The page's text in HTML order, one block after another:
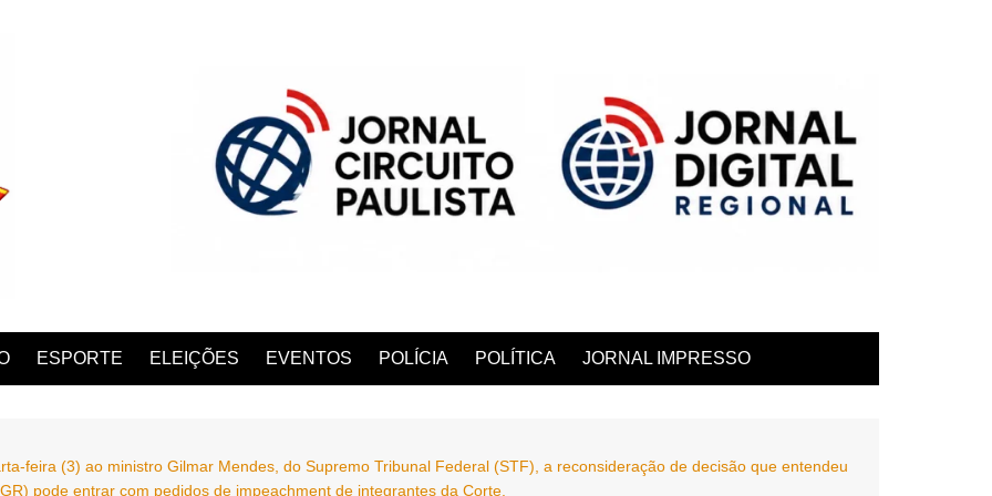
ESPORTE ELEIÇÕES EVENTOS POLÍCIA POLÍTICA JORNAL IMPRESSO
feira (3) ao ministro Gilmar Mendes, do Supremo Tribunal Federal (STF), a reconsideração de decisão que entendeu
pode entrar com pedidos de impeachment de integrantes da Corte.